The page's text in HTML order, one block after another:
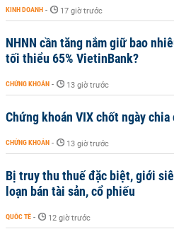
KINH DOANH - 17 giờ trước
NHNN cần tăng nắm giữ bao
tối thiểu 65% VietinBank?
CHỨNG KHOÁN - 13 giờ trước
Chứng khoán VIX chốt ngày
CHỨNG KHOÁN - 13 giờ trước
Bị truy thu thuế đặc biệt, giới
loạn bán tài sản, cổ phiếu
QUỐC TẾ - 12 giờ trước